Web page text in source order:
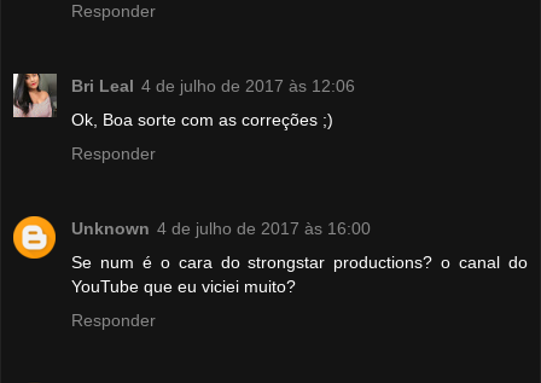
Responder
Bri Leal 4 de julho de 2017 às 12:06
Ok, Boa sorte com as correções ;)
Responder
Unknown 4 de julho de 2017 às 16:00
Se num é o cara do strongstar productions? o canal do
YouTube que eu viciei muito?
Responder